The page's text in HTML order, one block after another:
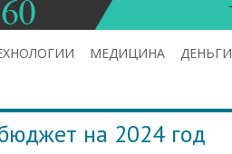
МЕДИЦИНА ДЕНЬГИ
на 2024 год